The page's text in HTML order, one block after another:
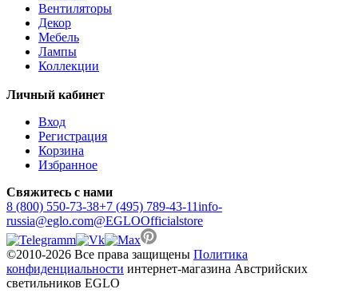
Вентиляторы
Декор
Мебель
Лампы
Коллекции
Личный кабинет
Вход
Регистрация
Корзина
Избранное
Свяжитесь с нами
8 (800) 550-73-38+7 (495) 789-43-11info-
russia@eglo.com@EGLOOfficialstore
©2010-2026 Все права защищены Политика
конфиденциальности интернет-магазина Австрийских
светильников EGLO